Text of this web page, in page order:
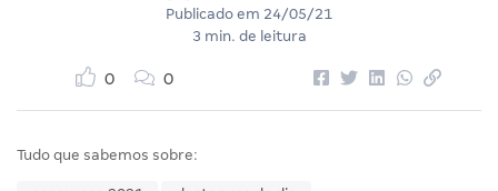
Publicado em 24/05/21
3 min. de leitura
0 0
Tudo que sabemos sobre: